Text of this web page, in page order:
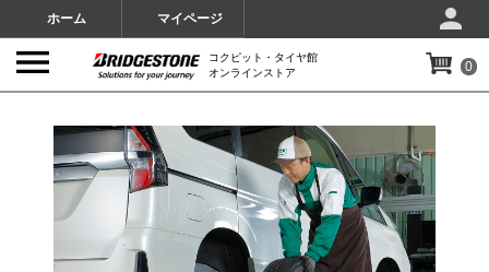
ホーム マイページ
コクピット・タイヤ館
オンラインストア
0